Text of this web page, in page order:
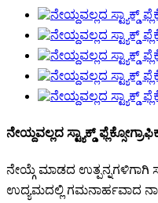
ನೇಯ್ದವಲ್ಲದ ಸ್ಟ್ಯಾಕ್ಡ್
ನೇಯ್ಗೆ ಮಾಡದ ಉತ್ಪನ್ನಗಳಿಗಾಗಿ
ಉದ್ಯಮದಲ್ಲಿ ಗಮನಾರ್ಹವಾದ